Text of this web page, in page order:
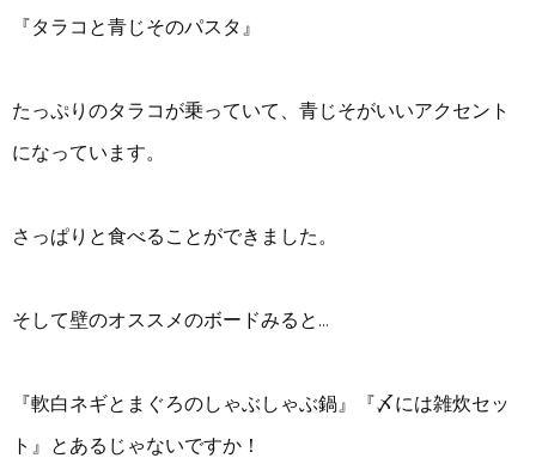
『タラコと青じそのパスタ』
たっぷりのタラコが乗っていて、青じそがいいアクセント
になっています。
さっぱりと食べることができました。
そして壁のオススメのボードみると…
『軟白ネギとまぐろのしゃぶしゃぶ鍋』『〆には雑炊セッ
ト』とあるじゃないですか！